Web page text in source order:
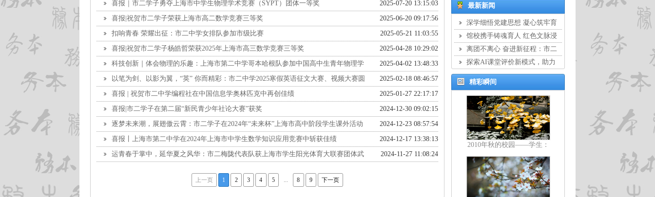
2025-07-20 13:15:03
喜报｜市二学子勇夺上海市中学生物理学术竞赛（SYPT）团体一等奖
2025-06-20 09:17:56
喜报|祝贺市二学子荣获上海市高二数学竞赛三等奖
2025-05-21 11:03:55
扣响青春 荣耀出征：市二中学女排队参加市级比赛
2025-04-28 10:29:02
喜报|祝贺市二学子杨皓哲荣获2025年上海市高三数学竞赛三等奖
2025-04-02 13:48:33
科技创新｜体会物理的乐趣：上海市第二中学哥本哈根队参加中国高中生青年物理学
家学术交流会（CYPT）
2025-02-18 08:46:57
以笔为剑、以影为翼，“英” 你而精彩：市二中学2025寒假英语征文大赛、视频大赛圆
满落幕
2025-01-27 22:17:17
喜报 | 祝贺市二中学编程社在中国信息学奥林匹克中再创佳绩
2024-12-30 09:02:15
喜报|市二学子在第二届“新民青少年社论大赛”获奖
2024-12-23 08:57:54
逐梦未来潮，展翅傲云霄：市二学子在2024年“未来杯”上海市高中阶段学生课外活动
竞赛中取得佳绩
2024-12-17 13:38:13
喜报丨上海市第二中学在2024年上海市中学生数学知识应用竞赛中斩获佳绩
2024-11-27 11:08:24
运青春于掌中，延华夏之风华：市二梅陇代表队获上海市学生阳光体育大联赛团体武
上一页 1 2 3 4 5 ... 8 9 下一页
最新新闻
深学细悟党建思想 凝心筑牢育
人根基：市二中学党委开展8月主
题党日活动
馆校携手铸魂育人 红色文脉浸
润校园：市二中学与静安区文物保
护管理服务中心结对共建签约仪式
暨交流座谈会
离团不离心 奋进新征程：市二
中学举行教工离团仪式
探索AI课堂评价新模式，助力
教学提质增效：市二中学开展教师
校本培训
精彩瞬间
2010年秋的校园——学生：
顾剑亨